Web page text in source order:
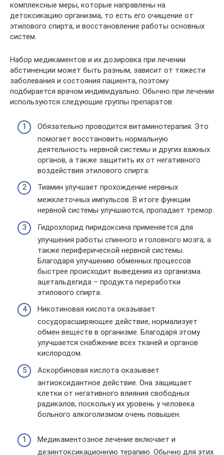
комплексные меры, которые направлены на
детоксикацию организма, то есть его очищение от
этилового спирта, и восстановление работы основных
систем.
Набор медикаментов и их дозировка при лечении
абстиненции может быть разным, зависит от тяжести
заболевания и состояния пациента, поэтому
подбирается врачом индивидуально. Обычно при лечении
используются следующие группы препаратов:
Обязательно проводится витаминотерапия. Это
помогает восстановить нормальную
деятельность нервной системы и других важных
органов, а также защитить их от негативного
воздействия этилового спирта:
Тиамин улучшает прохождение нервных
межклеточных импульсов. В итоге функции
нервной системы улучшаются, пропадает тремор.
Гидрохлорид пиридоксина применяется для
улучшения работы спинного и головного мозга, а
также периферической нервной системы.
Благодаря улучшению обменных процессов
быстрее происходит выведения из организма
ацетальдегида – продукта переработки
этилового спирта.
Никотиновая кислота оказывает
сосудорасширяющее действие, нормализует
обмен веществ в организме. Благодаря этому
улучшается снабжение всех тканей и органов
кислородом.
Аскорбиновая кислота оказывает
антиоксидантное действие. Она защищает
клетки от негативного влияния свободных
радикалов, поскольку их уровень у человека
больного алкоголизмом очень повышен.
Медикаментозное лечение включает и
дезинтоксикационную терапию. Обычно для этих